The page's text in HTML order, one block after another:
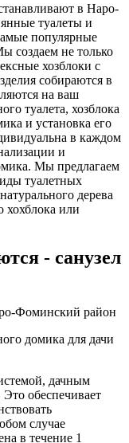
в Наро-
туалеты и
популярные
создаем не только
хозблоки с
собираются в
на ваш
туалета, хозблока
и установка его
в каждом
и
Мы предлагаем
туалетных
дерева
хохблока или
- санузел
дачным
обеспечивает
случае
в течение 1